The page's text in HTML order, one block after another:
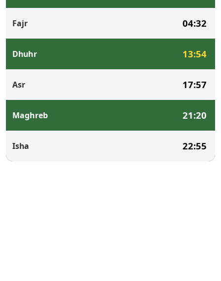
Fajr 04:32
Dhuhr 13:54
Asr 17:57
Maghreb 21:20
Isha 22:55